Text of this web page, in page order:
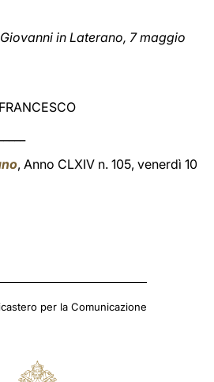
in Laterano, 7 maggio
FRANCESCO
, Anno CLXIV n. 105, venerdì 10
per la Comunicazione